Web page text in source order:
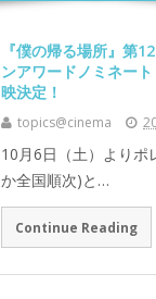
『僕の帰る場所』第
ンアワードノミネー
映決定！
topics@cinema
10月6日（土）よりポ
か全国順次)と…
Continue Reading